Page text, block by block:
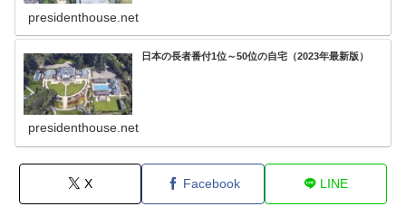
presidenthouse.net
日本の長者番付1位～50位の自宅（2023年最新版）
presidenthouse.net
X Facebook LINE